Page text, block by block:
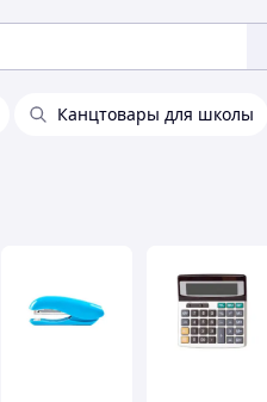
Канцтовары для школы